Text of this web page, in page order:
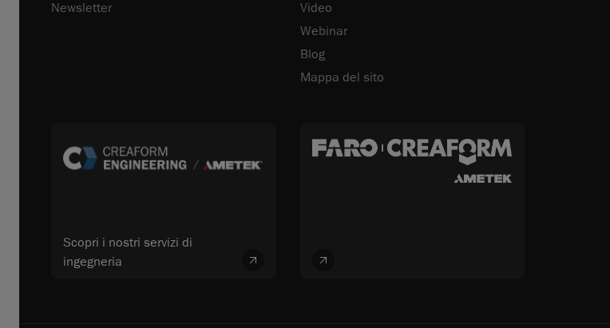
Newsletter
Video
Webinar
Blog
Mappa del sito
Scopri i nostri servizi di
ingegneria